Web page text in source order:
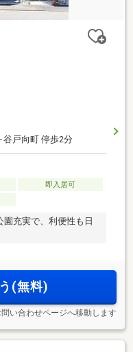
戸向町 停歩2分
即入居可
充実で、利便性も日
(無料)
い合わせページへ移動します